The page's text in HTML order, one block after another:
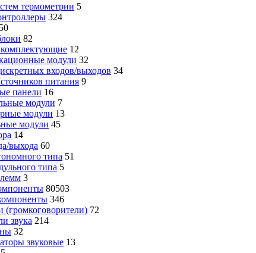
термометрии 5
324
82
12
модули 32
входов/выходов 34
питания 9
панели 16
модули 7
модули 13
модули 45
14
выхода 60
типа 51
типа 5
3
80503
346
(громкоговорители) 72
звука 214
32
звуковые 13